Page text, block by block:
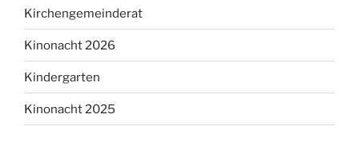
Kirchengemeinderat
Kinonacht 2026
Kindergarten
Kinonacht 2025